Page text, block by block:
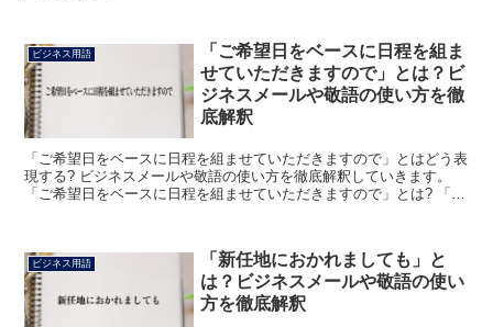
ビジネス用語
「ご希望日をベースに日程を組ま
せていただきますので」とは？ビ
ジネスメールや敬語の使い方を徹
底解釈
「ご希望日をベースに日程を組ませていただきますので」とはどう表
現する? ビジネスメールや敬語の使い方を徹底解釈していきます。
「ご希望日をベースに日程を組ませていただきますので」とは? 「ご
ビジネス用語
「新任地におかれましても」と
は？ビジネスメールや敬語の使い
方を徹底解釈